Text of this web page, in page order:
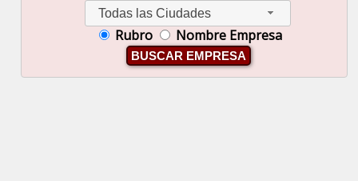
Todas las Ciudades
Rubro Nombre Empresa
BUSCAR EMPRESA